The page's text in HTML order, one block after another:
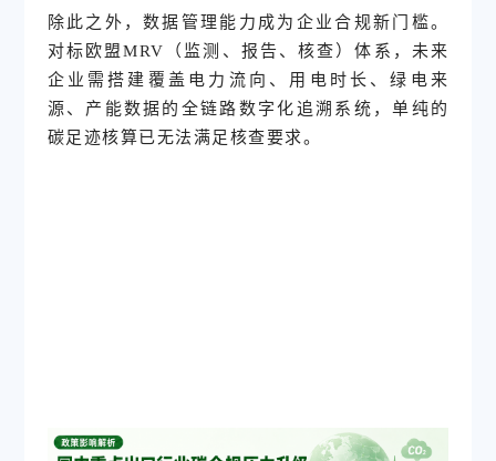
除此之外，数据管理能力成为企业合规新门槛。
对标欧盟MRV（监测、报告、核查）体系，未来
企业需搭建覆盖电力流向、用电时长、绿电来
源、产能数据的全链路数字化追溯系统，单纯的
碳足迹核算已无法满足核查要求。